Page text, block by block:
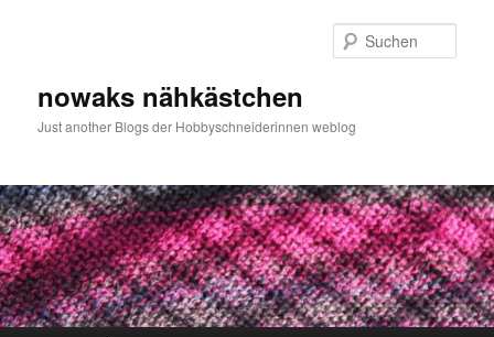
nowaks nähkästchen
Just another Blogs der Hobbyschneiderinnen weblog